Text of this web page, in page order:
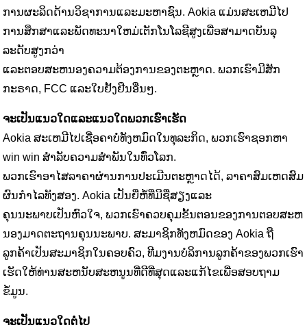
ການຜະລິດດ້ານວິຊາການແລະມະຫາຊົນ. Aokia ແມ່ນສະເຫມີໄປ
ການສຶກສາແລະພັດທະນາໃຫມ່ເຕັກໂນໂລຊີສູງເພື່ອສາມາດບັນລຸ
ລະດັບສູງກວ່າ
ແລະຕອບສະຫນອງຄວາມຕ້ອງການຂອງຕະຫຼາດ. ພວກເຮົາມີສັກ
ກະຣາດ, FCC ແລະໃບຢັ້ງຢືນອື່ນໆ.
ຈະເປັນແນວໃດແລະແນວໃດພວກເຮົາເຮັດ
Aokia ສະເຫມີໄປເຊື່ອຄາບໍ່ທັງຫມົດໃນທຸລະກິດ, ພວກເຮົາຊອກຫາ
win win ສໍາລັບຄວາມສໍາພັນໃນທົ່ວໂລກ.
ພວກເຮົາອາໄສລາຄາຜ່ານການປະເມີນຕະຫຼາດໄດ້, ລາຄາສົມເຫດສົມ
ຜົນກໍາໄລທັງສອງ. Aokia ເປັນຍີ່ຫໍ້ທີ່ມີຊື່ສຽງແລະ
ຄຸນນະພາບເປັນຫົວໃຈ, ພວກເຮົາຄວບຄຸມຂັ້ນຕອນຂອງການຕອບສະຫ
ນອງມາດຕະຖານຄຸນນະພາບ. ສະມາຊິກທັງຫມົດຂອງ Aokia ຖື
ລູກຄ້າເປັນສະມາຊິກໃນຄອບຄົວ, ທີມງານບໍລິການລູກຄ້າຂອງພວກເຮົາ
ເຮັດໃຫ້ທ່ານສະຫນັບສະຫນູນທີ່ດີທີ່ສຸດແລະແກ້ໄຂເພື່ອສອບຖາມ
ຂໍ້ມູນ.
ຈະເປັນແນວໃດຕໍ່ໄປ